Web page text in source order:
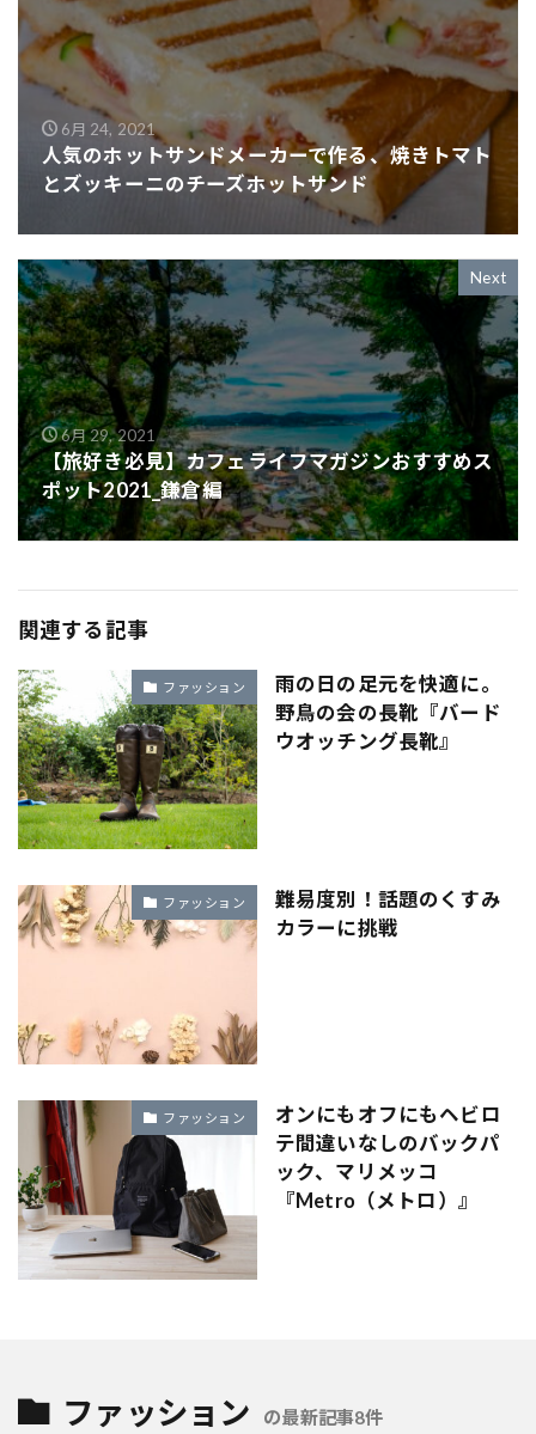
6月 24, 2021
人気のホットサンドメーカーで作る、焼きトマト
とズッキーニのチーズホットサンド
Next
6月 29, 2021
【旅好き必見】カフェライフマガジンおすすめス
ポット2021_鎌倉編
関連する記事
ファッション
雨の日の足元を快適に。
野鳥の会の長靴『バード
ウオッチング長靴』
ファッション
難易度別！話題のくすみ
カラーに挑戦
ファッション
オンにもオフにもヘビロ
テ間違いなしのバックパ
ック、マリメッコ
『Metro（メトロ）』
ファッション の最新記事8件